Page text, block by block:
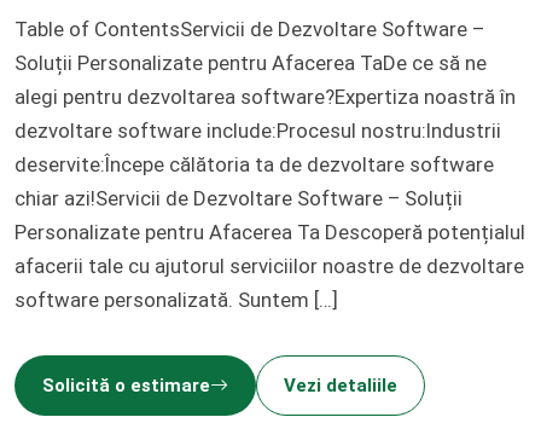
Table of ContentsServicii de Dezvoltare Software –
Soluții Personalizate pentru Afacerea TaDe ce să ne
alegi pentru dezvoltarea software?Expertiza noastră în
dezvoltare software include:Procesul nostru:Industrii
deservite:Începe călătoria ta de dezvoltare software
chiar azi!Servicii de Dezvoltare Software – Soluții
Personalizate pentru Afacerea Ta Descoperă potențialul
afacerii tale cu ajutorul serviciilor noastre de dezvoltare
software personalizată. Suntem […]
Solicită o estimare Vezi detaliile